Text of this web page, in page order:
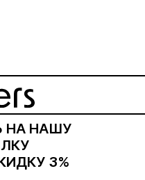
НА НАШУ
3%